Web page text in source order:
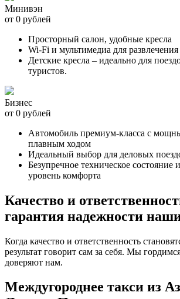
Минивэн
от 0 рублей
Просторный салон, удобные кресла
Wi-Fi и мультимедиа для
Детские кресла – идеально для
туристов.
Бизнес
от 0 рублей
Автомобиль премиум-класса с
плавным ходом
Идеальный выбор для деловых
Безупречное техническое
уровень комфорта
Качество и
гарантия надежности
Когда качество и ответственность
результат говорит сам за себя. Мы
доверяют нам.
Междугороднее такси из